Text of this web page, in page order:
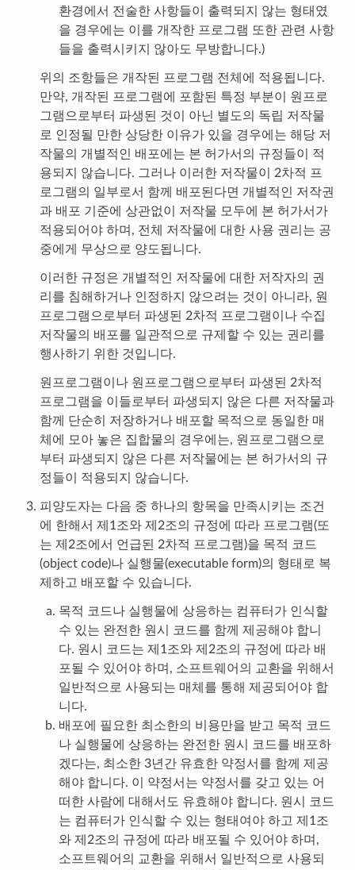
환경에서 전술한 사항들이 출력되지 않는 형태였
을 경우에는 이를 개작한 프로그램 또한 관련 사항
들을 출력시키지 않아도 무방합니다.)
위의 조항들은 개작된 프로그램 전체에 적용됩니다.
만약, 개작된 프로그램에 포함된 특정 부분이 원프로
그램으로부터 파생된 것이 아닌 별도의 독립 저작물
로 인정될 만한 상당한 이유가 있을 경우에는 해당 저
작물의 개별적인 배포에는 본 허가서의 규정들이 적
용되지 않습니다. 그러나 이러한 저작물이 2차적 프
로그램의 일부로서 함께 배포된다면 개별적인 저작권
과 배포 기준에 상관없이 저작물 모두에 본 허가서가
적용되어야 하며, 전체 저작물에 대한 사용 권리는 공
중에게 무상으로 양도됩니다.
이러한 규정은 개별적인 저작물에 대한 저작자의 권
리를 침해하거나 인정하지 않으려는 것이 아니라, 원
프로그램으로부터 파생된 2차적 프로그램이나 수집
저작물의 배포를 일관적으로 규제할 수 있는 권리를
행사하기 위한 것입니다.
원프로그램이나 원프로그램으로부터 파생된 2차적
프로그램을 이들로부터 파생되지 않은 다른 저작물과
함께 단순히 저장하거나 배포할 목적으로 동일한 매
체에 모아 놓은 집합물의 경우에는, 원프로그램으로
부터 파생되지 않은 다른 저작물에는 본 허가서의 규
정들이 적용되지 않습니다.
피양도자는 다음 중 하나의 항목을 만족시키는 조건
에 한해서 제1조와 제2조의 규정에 따라 프로그램(또
는 제2조에서 언급된 2차적 프로그램)을 목적 코드
(object code)나 실행물(executable form)의 형태로 복
제하고 배포할 수 있습니다.
목적 코드나 실행물에 상응하는 컴퓨터가 인식할
수 있는 완전한 원시 코드를 함께 제공해야 합니
다. 원시 코드는 제1조와 제2조의 규정에 따라 배
포될 수 있어야 하며, 소프트웨어의 교환을 위해서
일반적으로 사용되는 매체를 통해 제공되어야 합
니다.
배포에 필요한 최소한의 비용만을 받고 목적 코드
나 실행물에 상응하는 완전한 원시 코드를 배포하
겠다는, 최소한 3년간 유효한 약정서를 함께 제공
해야 합니다. 이 약정서는 약정서를 갖고 있는 어
떠한 사람에 대해서도 유효해야 합니다. 원시 코드
는 컴퓨터가 인식할 수 있는 형태여야 하고 제1조
와 제2조의 규정에 따라 배포될 수 있어야 하며,
소프트웨어의 교환을 위해서 일반적으로 사용되